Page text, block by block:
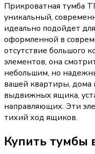
Прикроватная тумба
уникальный,
идеально подойдет
оформленной в
отсутствие большого
элементов, она
небольшим, но
вашей квартиры, дома
выдвижных ящика,
направляющих. Эти
тихий ход ящиков.
Купить тумбы